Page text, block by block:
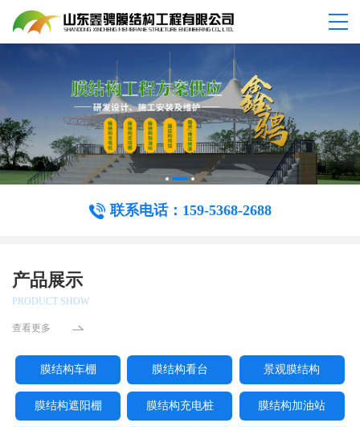
联系电话：159-5368-2688
产品展示
PRODUCT SHOW
查看更多
膜结构车棚 膜结构看台 景观膜结构
膜结构遮阳棚 膜结构充电桩 膜结构加油站